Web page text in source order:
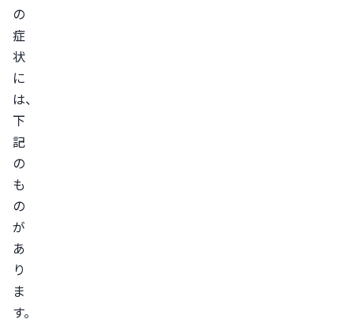
の
症
状
に
は、
下
記
の
も
の
が
あ
り
ま
す。